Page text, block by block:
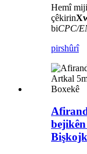
Hemî
çêkirin
biCPC/
pirshûrî